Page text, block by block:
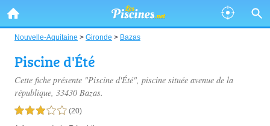
Nouvelle-Aquitaine > Gironde > Bazas
Piscine d'Été
Cette fiche présente "Piscine d'Été", piscine située avenue de la
république, 33430 Bazas.
3,0 étoiles sur 5 (20)